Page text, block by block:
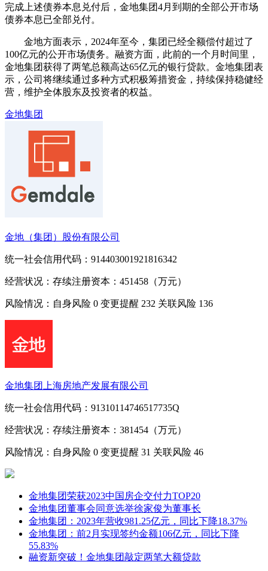
完成上述债券本息兑付后，金地集团4月到期的全部公开市场
债券本息已全部兑付。
金地方面表示，2024年至今，集团已经全额偿付超过了
100亿元的公开市场债务。融资方面，此前的一个月时间里，
金地集团获得了两笔总额高达65亿元的银行贷款。金地集团表
示，公司将继续通过多种方式积极筹措资金，持续保持稳健经
营，维护全体股东及投资者的权益。
金地集团
金地（集团）股份有限公司
统一社会信用代码：914403001921816342
经营状况：存续注册资本：451458（万元）
风险情况：自身风险 0 变更提醒 232 关联风险 136
金地集团上海房地产发展有限公司
统一社会信用代码：91310114746517735Q
经营状况：存续注册资本：381454（万元）
风险情况：自身风险 0 变更提醒 31 关联风险 46
金地集团荣获2023中国房企交付力TOP20
金地集团董事会同意选举徐家俊为董事长
金地集团：2023年营收981.25亿元，同比下降18.37%
金地集团：前2月实现签约金额106亿元，同比下降
55.83%
融资新突破！金地集团敲定两笔大额贷款